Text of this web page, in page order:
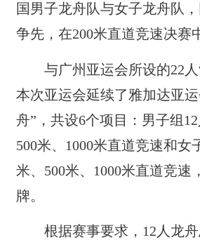
国男子龙舟队与女子龙舟队
争先，在200米直道竞速决赛
与广州亚运会所设的22人“
本次亚运会延续了雅加达亚
舟”，共设6个项目：男子组12
500米、1000米直道竞速和女
米、500米、1000米直道竞速
牌。
根据赛事要求，12人龙舟